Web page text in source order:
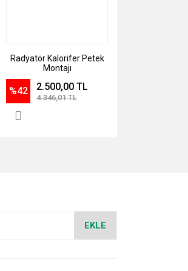
Radyatör Kalorifer Petek
Montajı
%42 2.500,00 TL
4.346,01 TL
EKLE